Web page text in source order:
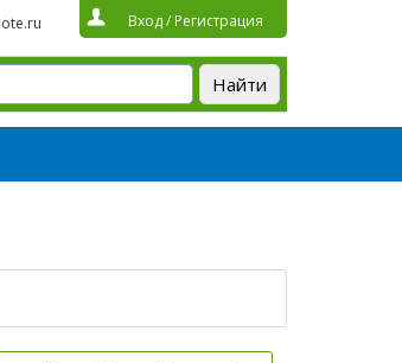
Вход/ Регистрация